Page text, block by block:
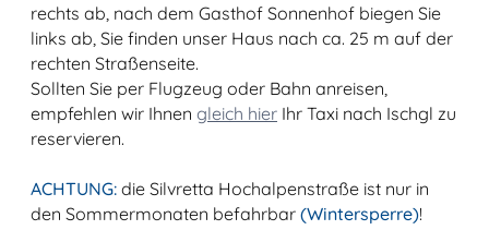
rechts ab, nach dem Gasthof Sonnenhof biegen Sie
links ab, Sie finden unser Haus nach ca. 25 m auf der
rechten Straßenseite.
Sollten Sie per Flugzeug oder Bahn anreisen,
empfehlen wir Ihnen gleich hier Ihr Taxi nach Ischgl zu
reservieren.
ACHTUNG: die Silvretta Hochalpenstraße ist nur in
den Sommermonaten befahrbar (Wintersperre)!